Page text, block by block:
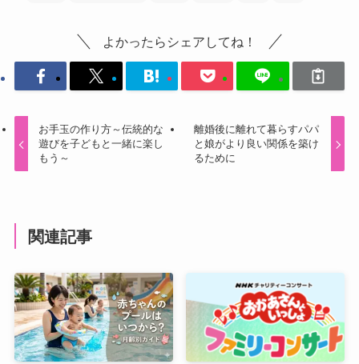
よかったらシェアしてね！
お手玉の作り方～伝統的な
遊びを子どもと一緒に楽し
もう～
離婚後に離れて暮らすパパ
と娘がより良い関係を築け
るために
関連記事